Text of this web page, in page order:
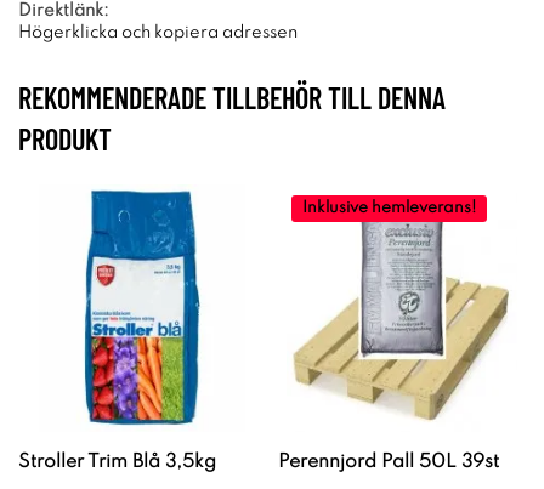
Direktlänk:
Högerklicka och kopiera adressen
REKOMMENDERADE TILLBEHÖR TILL DENNA
PRODUKT
Stroller Trim Blå 3,5kg
Inklusive hemleverans!
Perennjord Pall 50L 39st